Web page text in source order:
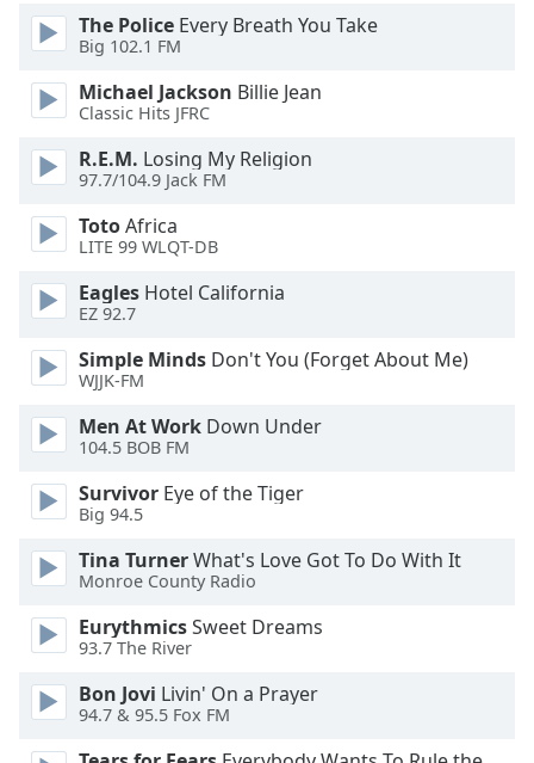
dialog
window.
Escape
cancel
and
close
Text
Color
Opacity
Text
Background
Background
Color
The Police Every Breath You Take
Big 102.1 FM
Michael Jackson Billie Jean
Classic Hits JFRC
R.E.M. Losing My Religion
97.7/104.9 Jack FM
TotoAfrica
LITE 99 WLQT-DB
Eagles Hotel California
EZ 92.7
Simple Minds Don't You (Forget About Me)
WJJK-FM
Men At Work Down Under
104.5 BOB FM
Survivor Eye of the Tiger
Big 94.5
Tina TurnerWhat's Love Got To Do With It
Monroe County Radio
EurythmicsSweet Dreams
93.7 The River
Bon Jovi Livin' On a Prayer
94.7 & 95.5 Fox FM